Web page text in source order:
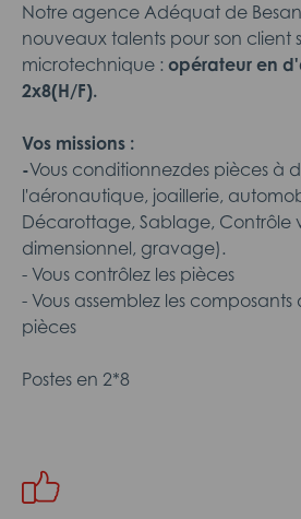
Notre agence Adéquat de
nouveaux talents pour son client
microtechnique : opérateur en
2x8(H/F).
Vos missions :
-Vous conditionnezdes pièces à
l'aéronautique, joaillerie,
Décarottage, Sablage, Contrôle
dimensionnel, gravage).
- Vous contrôlez les pièces
- Vous assemblez les composants
pièces
Postes en 2*8